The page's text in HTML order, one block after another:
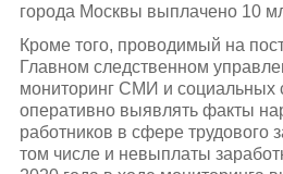
города Москвы выплачено 10
Кроме того, проводимый на
Главном следственном
мониторинг СМИ и социальных
оперативно выявлять факты
работников в сфере трудового
том числе и невыплаты